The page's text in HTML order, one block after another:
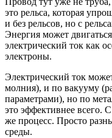
это рельса, которая
и без рельсов, но с
Энергия может
электрический ток как
электроны.
Электрический ток
молния), и по вакууму
параметрами), но по
это эффективнее всего.
же процесс. Просто
среды.